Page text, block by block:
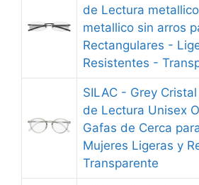
de Lectura
metallico sin arros
Rectangulares -
Resistentes -
SILAC - Grey
de Lectura Unisex
Gafas de Cerca
Mujeres Ligeras y
Transparente